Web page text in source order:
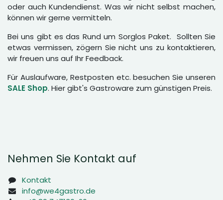
oder auch Kundendienst. Was wir nicht selbst machen,
können wir gerne vermitteln.
Bei uns gibt es das Rund um Sorglos Paket. Sollten Sie
etwas vermissen, zögern Sie nicht uns zu kontaktieren,
wir freuen uns auf Ihr Feedback.
Für Auslaufware, Restposten etc. besuchen Sie unseren
SALE Shop. Hier gibt's Gastroware zum günstigen Preis.
Nehmen Sie Kontakt auf
Kontakt
info@we4gastro.de